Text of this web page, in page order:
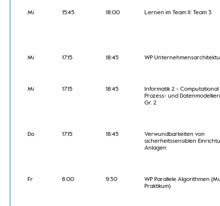
Mi 15:45 18:00 Lernen im Team II: Team 3
Mi 17:15 18:45 WP
Mi 17:15 18:45
Informatik 2 - Computational
Prozess- und
Gr. 2
Do 17:15 18:45
Verwundbarkeiten von
sicherheitssensiblen
Anlagen
Fr 8:00 9:30
WP Parallele Algorithmen
Praktikum)